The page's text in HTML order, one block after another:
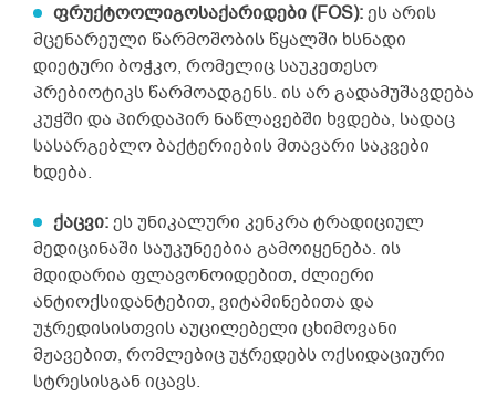
ფრუქტოოლიგოსაქარიდები (FOS):ეს არის
მცენარეული წარმოშობის წყალში ხსნადი
დიეტური ბოჭკო, რომელიც საუკეთესო
პრებიოტიკს წარმოადგენს. ის არ გადამუშავდება
კუჭში და პირდაპირ ნაწლავებში ხვდება, სადაც
სასარგებლო ბაქტერიების მთავარი საკვები
ხდება.
ქაცვი:ეს უნიკალური კენკრა ტრადიციულ
მედიცინაში საუკუნეებია გამოიყენება. ის
მდიდარია ფლავონოიდებით, ძლიერი
ანტიოქსიდანტებით, ვიტამინებითა და
უჯრედისისთვის აუცილებელი ცხიმოვანი
მჟავებით, რომლებიც უჯრედებს ოქსიდაციური
სტრესისგან იცავს.